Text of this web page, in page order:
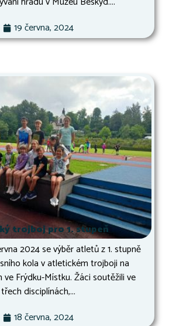
19 června, 2024
trojboj pro 1. stupeň
2024 se výběr atletů z 1. stupně
kola v atletickém trojboji na
ve Frýdku-Místku. Žáci soutěžili ve
třech disciplínách,...
18 června, 2024